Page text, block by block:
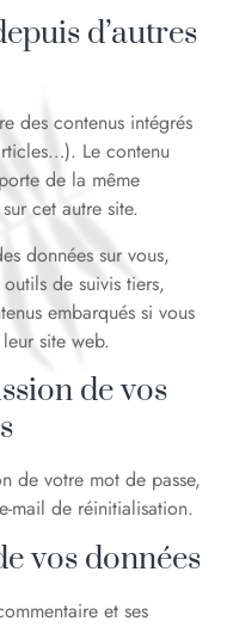
d’autres
des contenus intégrés
Le contenu
de la même
cet autre site.
données sur vous,
de suivis tiers,
embarqués si vous
site web.
de vos
de votre mot de passe,
mail de réinitialisation.
vos données
et ses